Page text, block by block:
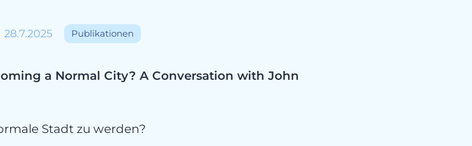
28.7.2025 Publikationen
a Normal City? A Conversation with John
Stadt zu werden?